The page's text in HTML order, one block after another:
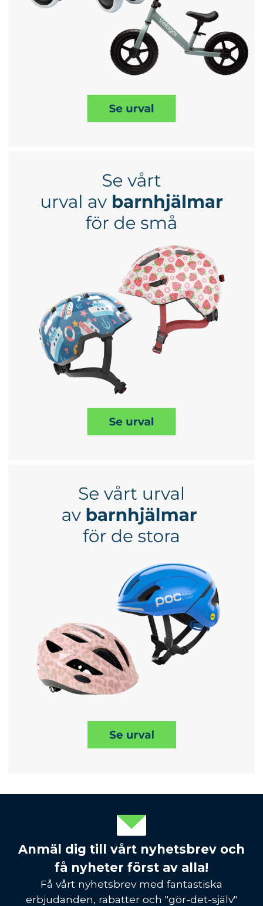
Anmäl dig till vårt nyhetsbrev och
få nyheter först av alla!
Få vårt nyhetsbrev med fantastiska
erbjudanden, rabatter och "gör-det-själv"